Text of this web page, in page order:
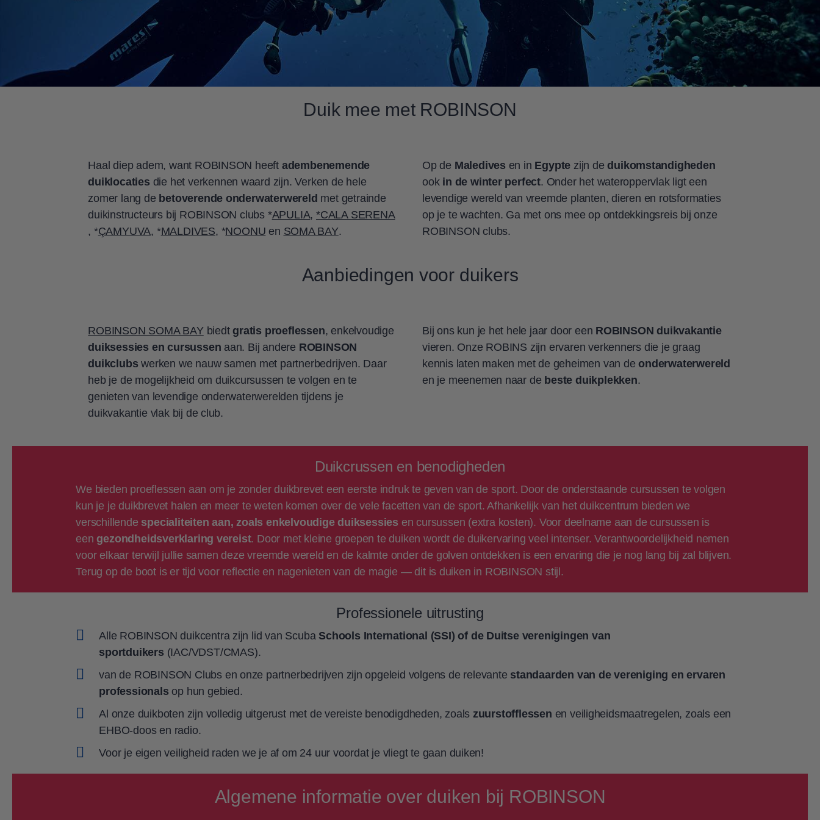
Duik mee met ROBINSON
Haal diep adem, want ROBINSON heeft adembenemende
duiklocaties die het verkennen waard zijn. Verken de hele
zomer lang de betoverende onderwaterwereld met getrainde
duikinstructeurs bij ROBINSON clubs *APULIA, *CALA SERENA
, *ÇAMYUVA, *MALDIVES, *NOONU en SOMA BAY.
Op de Maledives en in Egypte zijn de duikomstandigheden
ook in de winter perfect. Onder het wateroppervlak ligt een
levendige wereld van vreemde planten, dieren en rotsformaties
op je te wachten. Ga met ons mee op ontdekkingsreis bij onze
ROBINSON clubs.
Aanbiedingen voor duikers
ROBINSON SOMA BAYbiedt gratis proeflessen, enkelvoudige
duiksessies en cursussen aan. Bij andere ROBINSON
duikclubs werken we nauw samen met partnerbedrijven. Daar
heb je de mogelijkheid om duikcursussen te volgen en te
genieten van levendige onderwaterwerelden tijdens je
duikvakantie vlak bij de club.
Bij ons kun je het hele jaar door een ROBINSON duikvakantie
vieren. Onze ROBINS zijn ervaren verkenners die je graag
kennis laten maken met de geheimen van deonderwaterwereld
en je meenemen naar de beste duikplekken.
Duikcrussen en benodigheden
We bieden proeflessen aan om je zonder duikbrevet een eerste indruk te geven van de sport. Door de onderstaande cursussen te volgen
kun je je duikbrevet halen en meer te weten komen over de vele facetten van de sport. Afhankelijk van het duikcentrum bieden we
verschillende specialiteiten aan, zoals enkelvoudige duiksessies en cursussen (extra kosten). Voor deelname aan de cursussen is
een gezondheidsverklaring vereist. Door met kleine groepen te duiken wordt de duikervaring veel intenser. Verantwoordelijkheid nemen
voor elkaar terwijl jullie samen deze vreemde wereld en de kalmte onder de golven ontdekken is een ervaring die je nog lang bij zal blijven.
Terug op de boot is er tijd voor reflectie en nagenieten van de magie — dit is duiken in ROBINSON stijl.
Professionele uitrusting
Alle ROBINSON duikcentra zijn lid van Scuba Schools International (SSI) of de Duitse verenigingen van
sportduikers (IAC/VDST/CMAS).
van de ROBINSON Clubs en onze partnerbedrijven zijn opgeleid volgens de relevante standaarden van de vereniging en ervaren
professionals op hun gebied.
Al onze duikboten zijn volledig uitgerust met de vereiste benodigdheden, zoals zuurstofflessen en veiligheidsmaatregelen, zoals een
EHBO-doos en radio.
Voor je eigen veiligheid raden we je af om 24 uur voordat je vliegt te gaan duiken!
Algemene informatie over duiken bij ROBINSON